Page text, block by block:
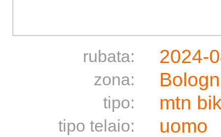
rubata: 2024-
zona:
tipo: mtn
tipo telaio: uomo